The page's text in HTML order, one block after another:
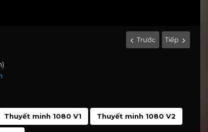
Trước Tiếp
Thuyết minh 1080 V1 Thuyết minh 1080 V2